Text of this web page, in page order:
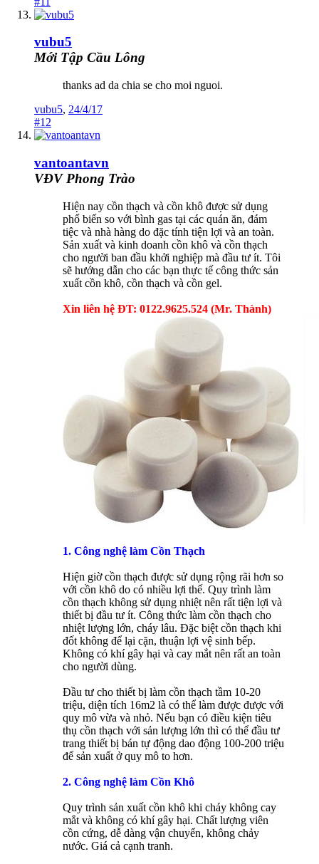
vubu5
Mới Tập Cầu Lông
thanks ad da chia se cho moi nguoi.
vubu5, 24/4/17
#12
vantoantavn
VĐV Phong Trào
Hiện nay cồn thạch và cồn khô được sử dụng
phổ biến so với bình gas tại các quán ăn, đám
tiệc và nhà hàng do đặc tính tiện lợi và an toàn.
Sản xuất và kinh doanh cồn khô và cồn thạch
cho người ban đầu khởi nghiệp mà đầu tư ít. Tôi
sẽ hướng dẫn cho các bạn thực tế công thức sản
xuất cồn khô, cồn thạch và cồn gel.
Xin liên hệ ĐT: 0122.9625.524 (Mr. Thành)
1. Công nghệ làm Cồn Thạch
Hiện giờ cồn thạch được sử dụng rộng rãi hơn so
với cồn khô do có nhiều lợi thế. Quy trình làm
cồn thạch không sử dụng nhiệt nên rất tiện lợi và
thiết bị đầu tư ít. Công thức làm cồn thạch cho
nhiệt lượng lớn, cháy lâu. Đặc biệt cồn thạch khi
đốt không để lại cặn, thuận lợi vệ sinh bếp.
Không có khí gây hại và cay mắt nên rất an toàn
cho người dùng.
Đầu tư cho thiết bị làm cồn thạch tầm 10-20
triệu, diện tích 16m2 là có thể làm được được với
quy mô vừa và nhỏ. Nếu bạn có điều kiện tiêu
thụ cồn thạch với sản lượng lớn thì có thể đầu tư
trang thiết bị bán tự động dao động 100-200 triệu
để sản xuất ở quy mô to hơn.
2. Công nghệ làm Cồn Khô
Quy trình sản xuất cồn khô khi cháy không cay
mắt và không có khí gây hại. Chất lượng viên
cồn cứng, dễ dàng vận chuyển, không chảy
nước. Giá cả cạnh tranh.